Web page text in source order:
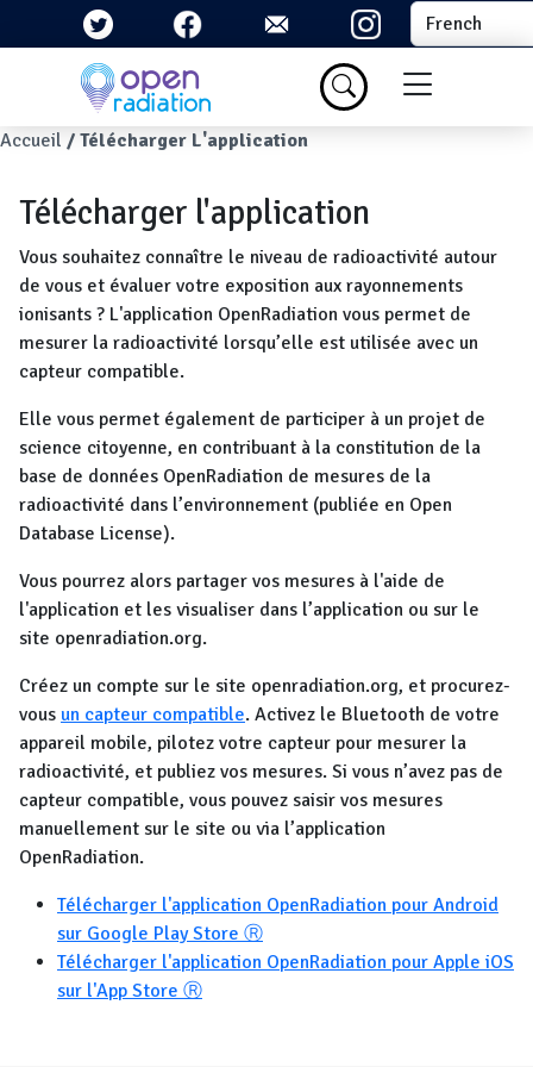
Aller au contenu principal Select your
Menu du
Fil d'Ariane
Accueil Télécharger L'application
Télécharger l'application
Vous souhaitez connaître le niveau de radioactivité autour
de vous et évaluer votre exposition aux rayonnements
ionisants ? L'application OpenRadiation vous permet de
mesurer la radioactivité lorsqu’elle est utilisée avec un
capteur compatible.
Elle vous permet également de participer à un projet de
science citoyenne, en contribuant à la constitution de la
base de données OpenRadiation de mesures de la
radioactivité dans l’environnement (publiée en Open
Database License).
Vous pourrez alors partager vos mesures à l'aide de
l'application et les visualiser dans l’application ou sur le
site openradiation.org.
Créez un compte sur le site openradiation.org, et procurez-
vous un capteur compatible. Activez le Bluetooth de votre
appareil mobile, pilotez votre capteur pour mesurer la
radioactivité, et publiez vos mesures. Si vous n’avez pas de
capteur compatible, vous pouvez saisir vos mesures
manuellement sur le site ou via l’application
OpenRadiation.
Télécharger l'application OpenRadiation pour Android
sur Google Play Store Ⓡ
Télécharger l'application OpenRadiation pour Apple iOS
sur l'App Store Ⓡ